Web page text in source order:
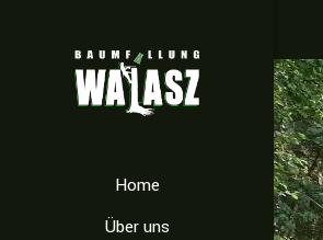
Home
Über uns